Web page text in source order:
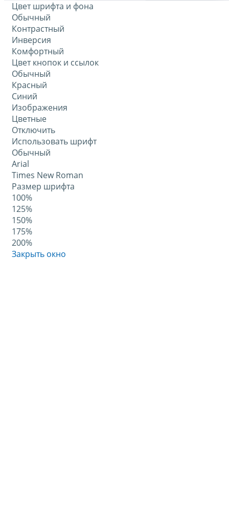
Цвет шрифта и фона
Обычный
Контрастный
Инверсия
Комфортный
Цвет кнопок и ссылок
Обычный
Красный
Синий
Изображения
Цветные
Отключить
Использовать шрифт
Обычный
Arial
Times New Roman
Размер шрифта
100%
125%
150%
175%
200%
Закрыть окно